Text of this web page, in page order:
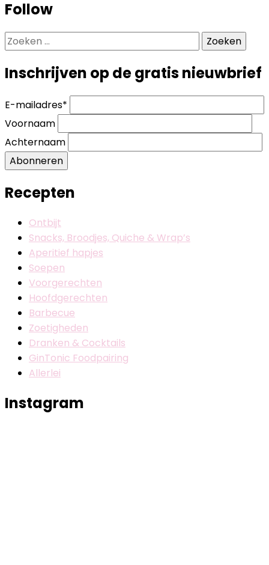
Follow
Zoeken
naar:
Inschrijven op de gratis nieuwbrief
E-mailadres*
Voornaam
Achternaam
Abonneren
Recepten
Ontbijt
Snacks, Broodjes, Quiche & Wrap’s
Aperitief hapjes
Soepen
Voorgerechten
Hoofdgerechten
Barbecue
Zoetigheden
Dranken & Cocktails
GinTonic Foodpairing
Allerlei
Instagram